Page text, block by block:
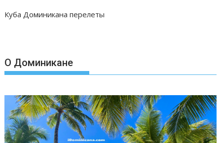
Куба Доминикана перелеты
О Доминикане